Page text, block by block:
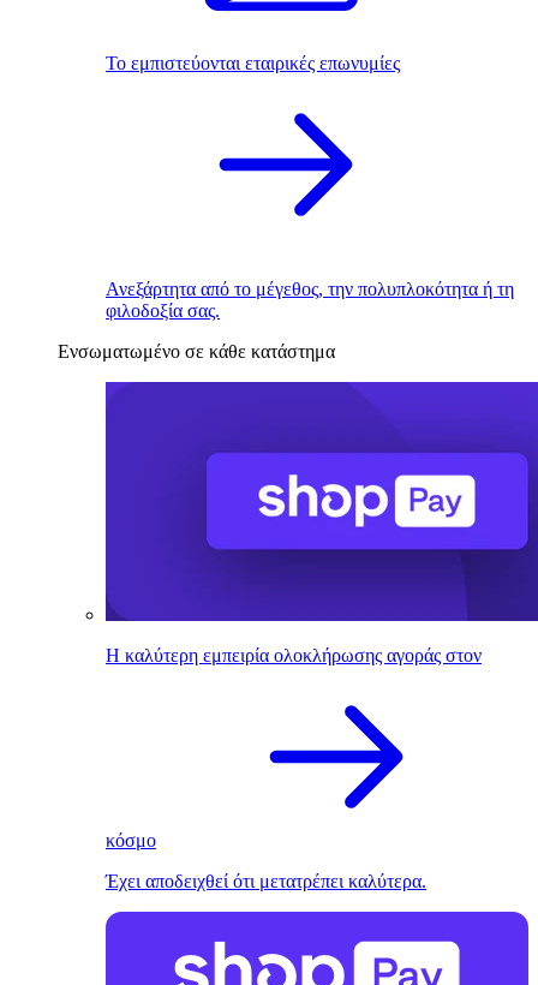
Το εμπιστεύονται εταιρικές επωνυμίες
Ανεξάρτητα από το μέγεθος, την πολυπλοκότητα ή τη
φιλοδοξία σας.
Ενσωματωμένο σε κάθε κατάστημα
Η καλύτερη εμπειρία ολοκλήρωσης αγοράς στον
κόσμο
Έχει αποδειχθεί ότι μετατρέπει καλύτερα.